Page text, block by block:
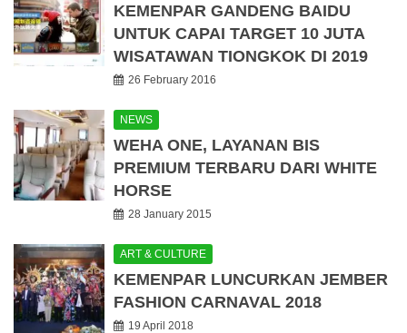
KEMENPAR GANDENG BAIDU
UNTUK CAPAI TARGET 10 JUTA
WISATAWAN TIONGKOK DI 2019
26 February 2016
NEWS
WEHA ONE, LAYANAN BIS
PREMIUM TERBARU DARI WHITE
HORSE
28 January 2015
ART & CULTURE
KEMENPAR LUNCURKAN JEMBER
FASHION CARNAVAL 2018
19 April 2018